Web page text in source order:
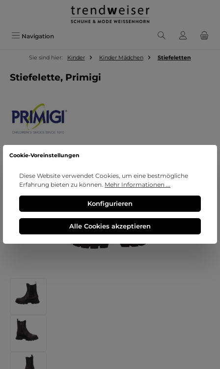
Zum Hauptinhalt springen
Navigation
Sie sind hier: Kinder Kinder Mädchen Stiefeletten
Stiefelette, Primigi
Cookie-Voreinstellungen
Diese Website verwendet Cookies, um eine bestmögliche
Erfahrung bieten zu können. Mehr Informationen ...
Konfigurieren
Alle Cookies akzeptieren